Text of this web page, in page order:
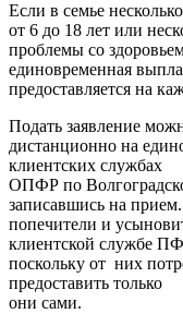
Если в семье
от 6 до 18 лет или
проблемы со
единовременная
предоставляется на
Подать заявление
дистанционно на
клиентских службах
ОПФР по
записавшись на
попечители и
клиентской службе
поскольку от них
предоставить только
они сами.